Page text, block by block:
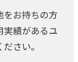
をお持ちの方
実績があるユ
さい。